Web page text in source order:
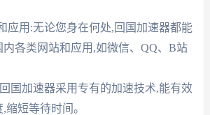
应用:无论您身在何处,回国加速器都能
各类网站和应用,如微信、QQ、B站
国加速器采用专有的加速技术,能有效
短等待时间。